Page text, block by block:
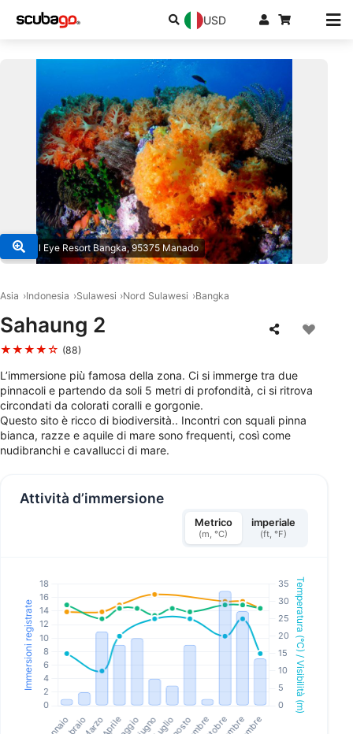
USD
© Coral Eye Resort Bangka, 95375 Manado
Asia Indonesia Sulawesi Nord Sulawesi Bangka
Sahaung 2
★★★★☆ (88)
L’immersione più famosa della zona. Ci si immerge tra due
pinnacoli e partendo da soli 5 metri di profondità, ci si ritrova
circondati da colorati coralli e gorgonie.
Questo sito è ricco di biodiversità.. Incontri con squali pinna
bianca, razze e aquile di mare sono frequenti, così come
nudibranchi e cavallucci di mare.
Attività d’immersione
Metrico
(m, °C)
imperiale
(ft, °F)